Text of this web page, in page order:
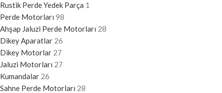
Rustik Perde Yedek Parça 1
Perde Motorları 98
Ahşap Jaluzi Perde Motorları 28
Dikey Aparatlar 26
Dikey Motorlar 27
Jaluzi Motorları 27
Kumandalar 26
Sahne Perde Motorları 28